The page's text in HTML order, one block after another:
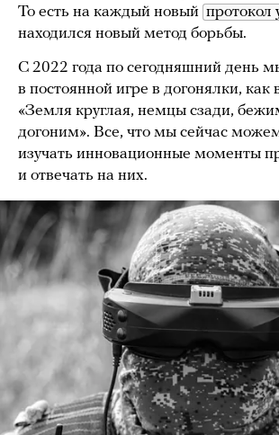
То есть на каждый новый протокол
находился новый метод борьбы.
С 2022 года по сегодняшний день
в постоянной игре в догонялки, как
«Земля круглая, немцы сзади,
догоним». Все, что мы сейчас
изучать инновационные моменты
и отвечать на них.